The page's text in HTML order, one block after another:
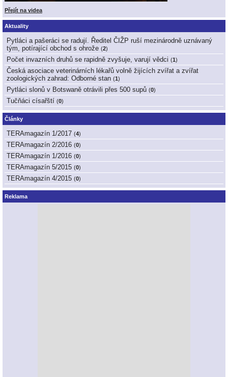
Přejít na videa
Aktuality
Pytláci a pašeráci se radují. Ředitel ČIŽP ruší mezinárodně uznávaný
tým, potírající obchod s ohrože (2)
Počet invazních druhů se rapidně zvyšuje, varují vědci (1 )
Česká asociace veterinárních lékařů volně žijících zvířat a zvířat
zoologických zahrad: Odborné stan (1 )
Pytláci slonů v Botswaně otrávili přes 500 supů (0)
Tučňáci císařští (0)
Články
TERAmagazín 1/2017 (4)
TERAmagazín 2/2016 (0)
TERAmagazín 1/2016 (0)
TERAmagazín 5/2015 (0)
TERAmagazín 4/2015 (0)
Reklama